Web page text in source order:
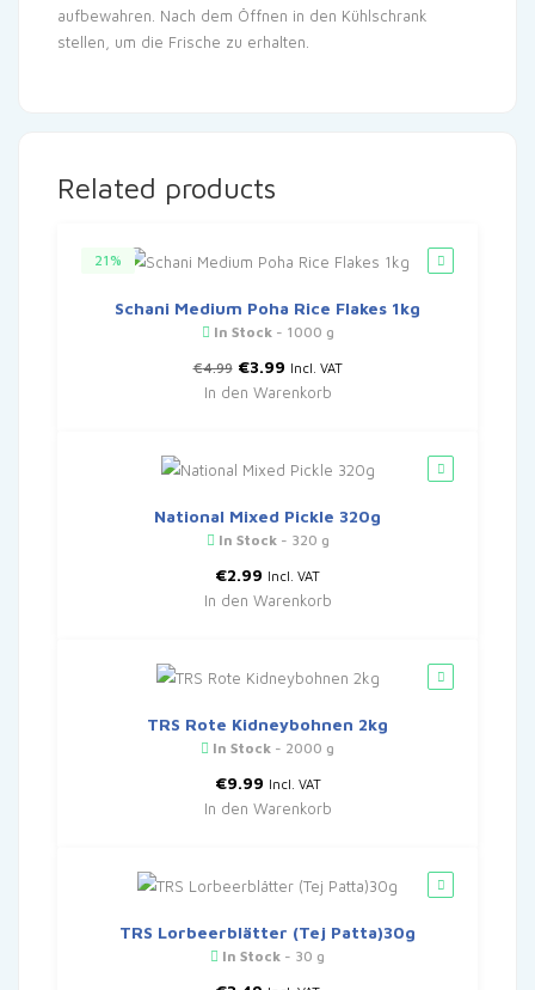
aufbewahren. Nach dem Öffnen in den Kühlschrank
stellen, um die Frische zu erhalten.
Related products
21%
Schani Medium Poha Rice Flakes 1kg
In Stock- 1000 g
€4.99 Ursprünglicher
Preis
war:
€3.99Aktueller
Preis
ist:
Incl. VAT
In den Warenkorb
National Mixed Pickle 320g
In Stock- 320 g
€2.99 Incl. VAT
In den Warenkorb
TRS Rote Kidneybohnen 2kg
In Stock - 2000 g
€9.99 Incl. VAT
In den Warenkorb
TRS Lorbeerblätter (Tej Patta)30g
In Stock - 30 g